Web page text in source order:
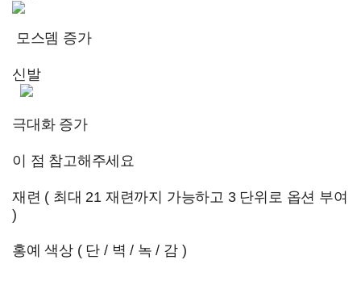
모스뎀 증가
신발
극대화 증가
이 점 참고해주세요
재련 ( 최대 21 재련까지 가능하고 3 단위로 옵션 부여
)
홍예 색상 ( 단 / 벽 / 녹 / 감 )